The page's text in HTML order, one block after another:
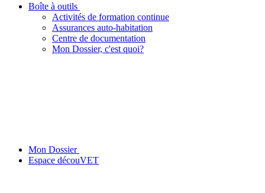
Boîte à outils
Activités de formation continue
Assurances auto-habitation
Centre de documentation
Mon Dossier, c'est quoi?
Mon Dossier
Espace découVET